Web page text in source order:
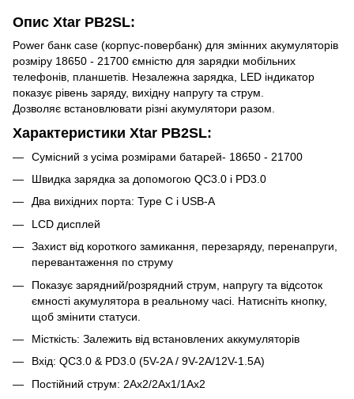
Опис Xtar PB2SL:
Power банк case (корпус-повербанк) для змінних акумуляторів
розміру 18650 - 21700 ємністю для зарядки мобільних
телефонів, планшетів. Незалежна зарядка, LED індикатор
показує рівень заряду, вихідну напругу та струм.
Дозволяє встановлювати різні акумулятори разом.
Характеристики Xtar PB2SL:
Сумісний з усіма розмірами батарей- 18650 - 21700
Швидка зарядка за допомогою QC3.0 і PD3.0
Два вихідних порта: Type C і USB-A
LCD дисплей
Захист від короткого замикання, перезаряду, перенапруги,
перевантаження по струму
Показує зарядний/розрядний струм, напругу та відсоток
ємності акумулятора в реальному часі. Натисніть кнопку,
щоб змінити статуси.
Місткість: Залежить від встановлених аккумуляторів
Вхід: QC3.0 & PD3.0 (5V-2A / 9V-2A/12V-1.5A)
Постійний струм: 2Ax2/2Ax1/1Ax2